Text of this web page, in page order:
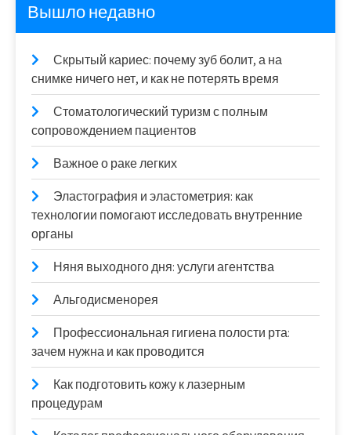
Вышло недавно
Скрытый кариес: почему зуб болит, а на
снимке ничего нет, и как не потерять время
Стоматологический туризм с полным
сопровождением пациентов
Важное о раке легких
Эластография и эластометрия: как
технологии помогают исследовать внутренние
органы
Няня выходного дня: услуги агентства
Альгодисменорея
Профессиональная гигиена полости рта:
зачем нужна и как проводится
Как подготовить кожу к лазерным
процедурам